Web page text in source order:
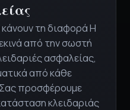
τη διαφορά Η
από την σωστή
ασφαλείας,
από κάθε
προσφέρουμε
κλειδαριάς